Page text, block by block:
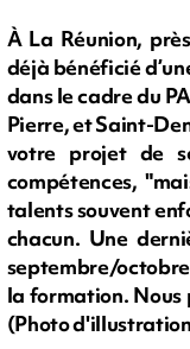
À La Réunion,
déjà bénéficié
dans le cadre du
Pierre, et Saint-
votre projet de
compétences,
talents souvent
chacun. Une
septembre/
la formation. Nous
(Photo